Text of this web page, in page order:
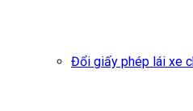
Đổi giấy phép lái xe